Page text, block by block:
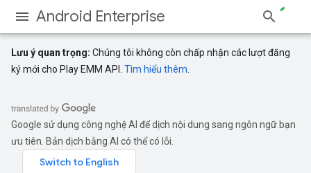
Android Enterprise
Lưu ý quan trọng: Chúng tôi không còn chấp nhận các lượt đăng
ký mới cho Play EMM API. Tìm hiểu thêm
Google sử dụng công nghệ AI để dịch nội dung sang ngôn ngữ bạn
ưu tiên. Bản dịch bằng AI có thể có lỗi.